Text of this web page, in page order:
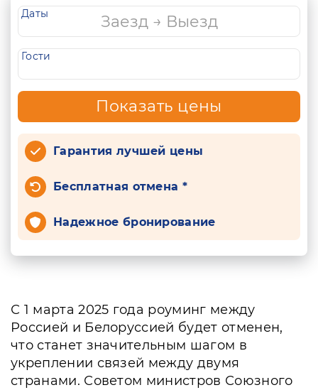
Даты
Гости
Показать цены
Гарантия лучшей цены
Бесплатная отмена *
Надежное бронирование
С 1 марта 2025 года роуминг между
Россией и Белоруссией будет отменен,
что станет значительным шагом в
укреплении связей между двумя
странами. Советом министров Союзного